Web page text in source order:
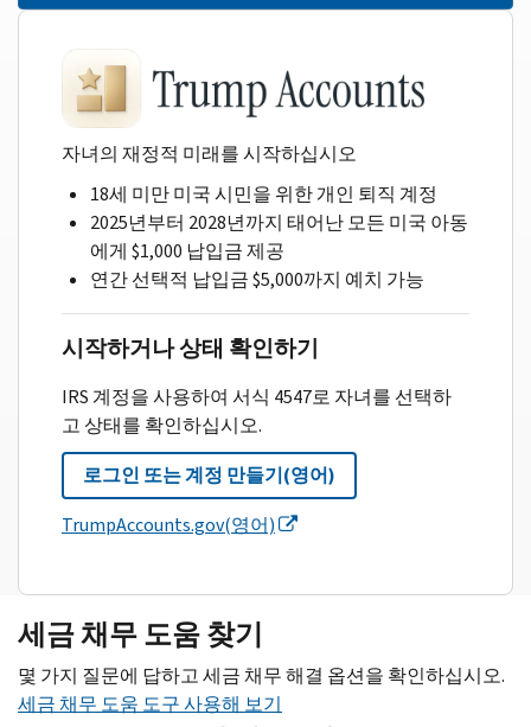
자녀의 재정적 미래를 시작하십시오
18세 미만 미국 시민을 위한 개인 퇴직 계정
2025년부터 2028년까지 태어난 모든 미국 아동
에게 $1,000 납입금 제공
연간 선택적 납입금 $5,000까지 예치 가능
시작하거나 상태 확인하기
IRS 계정을 사용하여 서식 4547로 자녀를 선택하
고 상태를 확인하십시오.
로그인 또는 계정 만들기(영어)
TrumpAccounts.gov(영어)
세금 채무 도움 찾기
몇 가지 질문에 답하고 세금 채무 해결 옵션을 확인하십시오.
세금 채무 도움 도구 사용해 보기